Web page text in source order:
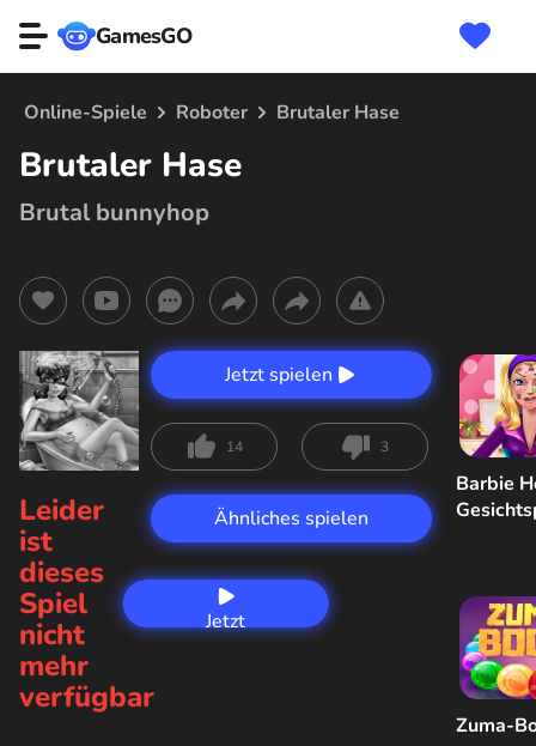
GamesGO
Online-Spiele Roboter Brutaler Hase
Brutaler Hase
Brutal bunnyhop
Jetzt
Jetzt spielen
14 3
Leider
ist
dieses
Spiel
nicht
mehr
verfügbar
Ähnliches spielen
Barbie
Zuma-